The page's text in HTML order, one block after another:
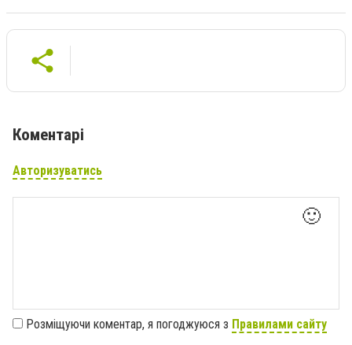
Коментарі
Авторизуватись
🙂
Розміщуючи коментар, я погоджуюся з Правилами сайту